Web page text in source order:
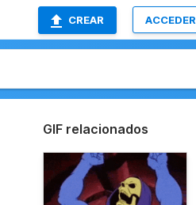
CREAR ACCEDER
GIF relacionados